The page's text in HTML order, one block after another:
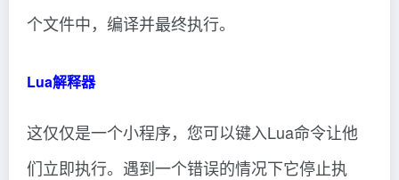
个文件中，编译并最终执行。
Lua解释器
这仅仅是一个小程序，您可以键入Lua命令让他
们立即执行。遇到一个错误的情况下它停止执